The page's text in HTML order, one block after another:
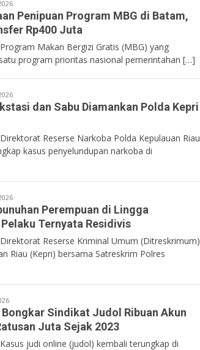
Penipuan Program MBG di Batam,
Rp400 Juta
Makan Bergizi Gratis (MBG) yang
program prioritas nasional pemerintahan […]
dan Sabu Diamankan Polda Kepri
Reserse Narkoba Polda Kepulauan Riau
kasus penyelundupan narkoba di
Perempuan di Lingga
Ternyata Residivis
Reserse Kriminal Umum (Ditreskrimum)
Riau (Kepri) bersama Satreskrim Polres
Sindikat Judol Ribuan Akun
Juta Sejak 2023
judi online (judol) kembali terungkap di